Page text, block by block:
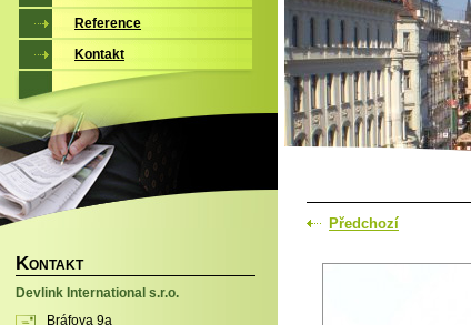
Předchozí
Reference
Kontakt
KONTAKT
Devlink International s.r.o.
Bráfova 9a